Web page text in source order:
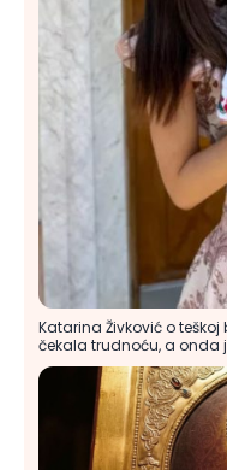
Katarina Živković o
čekala trudnoću, a onda